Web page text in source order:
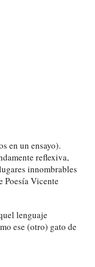
en un ensayo).
reflexiva,
innombrables
Poesía Vicente
lenguaje
ese (otro) gato de